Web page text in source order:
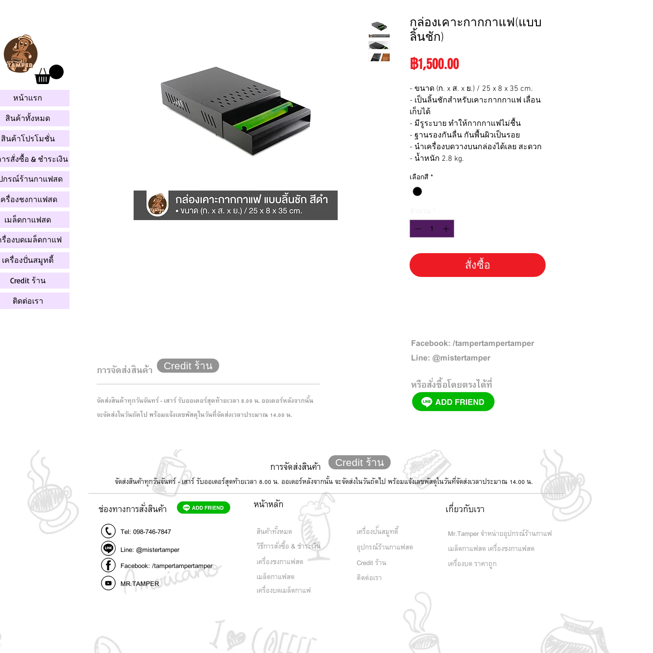
กล่องเคาะกากกาแฟ(แบบ
ลิ้นชัก)
฿1,500.00ราคา
- ขนาด (ก. x ส. x ย.) / 25 x 8 x 35 cm.
- เป็นลิ้นชักสำหรับเคาะกากกาแฟ เลื่อน
เก็บได้
- มีรูระบาย ทำให้กากกาแฟไม่ชื้น
- ฐานรองกันลื่น กันพื้นผิวเป็นรอย
- นำเครื่องบดวางบนกล่องได้เลย สะดวก
- น้ำหนัก 2.8 kg.
เลือกสี *
สั่งซื้อ
การจัดส่งสินค้า Credit ร้าน
จัดส่งสินค้าทุกวันจันทร์ - เสาร์ รับออเดอร์สุดท้ายเวลา 8.00 น. ออเดอร์หลังจากนั้น
จะจัดส่งในวันถัดไป พร้อมแจ้งเลขพัสดุในวันที่จัดส่งเวลาประมาณ 14.00 น.
Line: @mistertamper
Facebook: /tampertampertamper
หรือสั่งซื้อโดยตรงได้ที่
หน้าแรก
สินค้าทั้งหมด
สินค้าโปรโมชั่น
รสั่งซื้อ & ชำระเงิน
กรณ์ร้านกาแฟสด
ครื่องชงกาแฟสด
เมล็ดกาแฟสด
รื่องบดเมล็ดกาแฟ
เครื่องปั่นสมูทตี้
Credit ร้าน
ติดต่อเรา
การจัดส่งสินค้า
Credit ร้าน
จัดส่งสินค้าทุกวันจันทร์ - เสาร์ รับออเดอร์สุดท้ายเวลา 8.00 น. ออเดอร์หลังจากนั้น จะจัดส่งในวันถัดไป พร้อมแจ้งเลขพัสดุในวันที่จัดส่งเวลาประมาณ 14.00 น.
ช่องทางการสั่งสินค้า
Tel: 098-746-7847
Line: @mistertamper
Facebook: /tampertampertamper
MR.TAMPER
หน้าหลัก
สินค้าทั้งหมด
วิธีการสั่งซื้อ & ชำระเงิน
เครื่องชงกาแฟสด
เมล็ดกาแฟสด
เครื่องบดเมล็ดกาแฟ
เกี่ยวกับเรา
เครื่องปั่นสมูทตี้
อุปกรณ์ร้านกาแฟสด
Credit ร้าน
Mr.Tamper จำหน่ายอุปกรณ์ร้านกาแฟ
เมล็ดกาแฟสด เครื่องชงกาแฟสด
เครื่องบด ราคาถูก
ติดต่อเรา